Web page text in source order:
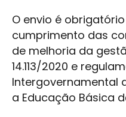
O envio é
cumprimento das
de melhoria da
14.113/2020 e
Intergovernamental
a Educação Básica